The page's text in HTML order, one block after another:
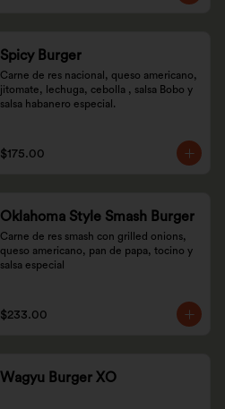
Spicy Burger
Carne de res nacional, queso americano,
jitomate, lechuga, cebolla , salsa Bobo y
salsa habanero especial.
$175.00
Oklahoma Style Smash Burger
Carne de res smash con grilled onions,
queso americano, pan de papa, tocino y
salsa especial
$233.00
Wagyu Burger XO